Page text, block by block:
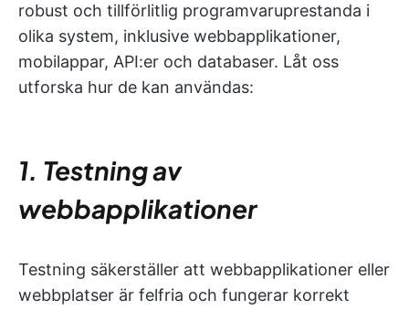
robust och tillförlitlig programvaruprestanda i
olika system, inklusive webbapplikationer,
mobilappar, API:er och databaser. Låt oss
utforska hur de kan användas:
1. Testning av
webbapplikationer
Testning säkerställer att webbapplikationer eller
webbplatser är felfria och fungerar korrekt